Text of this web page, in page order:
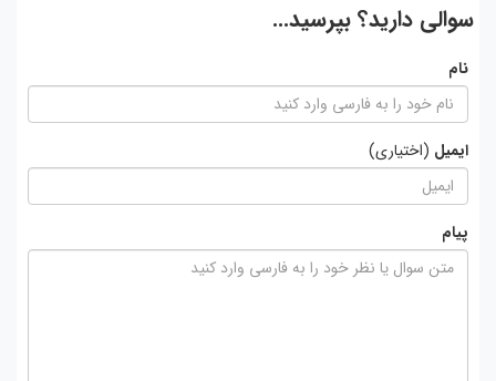
سوالی دارید؟ بپرسید...
نام
ایمیل (اختیاری)
پیام